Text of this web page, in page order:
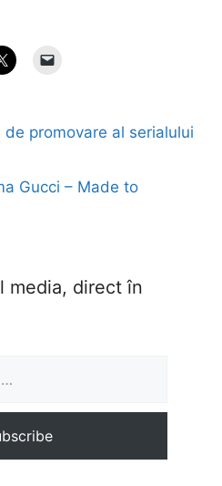
promovare al serialului
Gucci – Made to
media, direct în